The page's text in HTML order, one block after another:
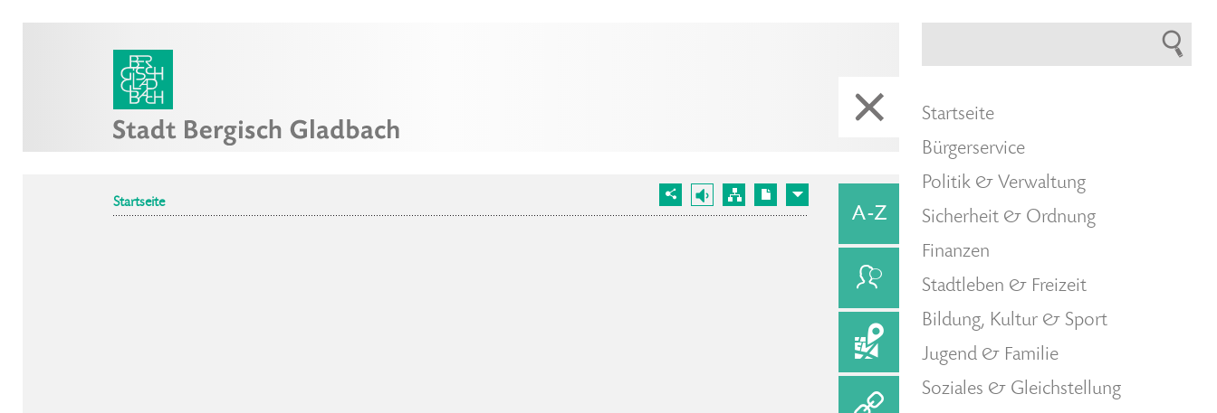
Startseite
Startseite
Bürgerservice
Politik & Verwaltung
Sicherheit & Ordnung
Finanzen
Stadtleben & Freizeit
Bildung, Kultur & Sport
Jugend & Familie
Soziales & Gleichstellung